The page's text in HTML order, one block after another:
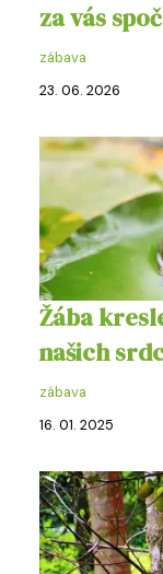
za vás
zábava
23. 06. 2026
Žába
našich
zábava
16. 01. 2025